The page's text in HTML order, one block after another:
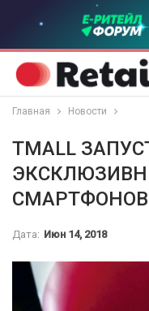
Главная Новости
TMALL
СМАРТФОНОВ
Дата: Июн 14, 2018